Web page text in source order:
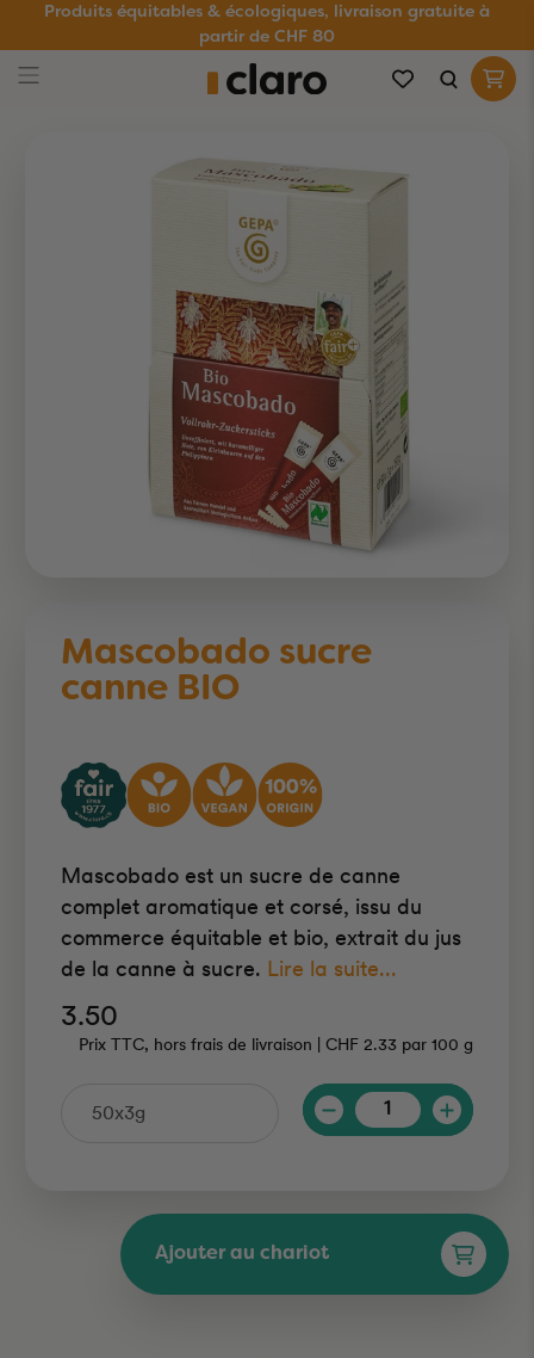
Produits équitables & écologiques, livraison gratuite à
partir de CHF 80
Mascobado sucre
canne BIO
Mascobado est un sucre de canne
complet aromatique et corsé, issu du
commerce équitable et bio, extrait du jus
de la canne à sucre. Lire la suite...
3.50
Prix TTC, hors frais de livraison | CHF 2.33 par100 g
Quantité
Ajouter au chariot